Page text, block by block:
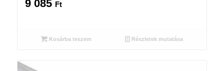
9 085 Ft
Kosárba teszem Részletek mutatása